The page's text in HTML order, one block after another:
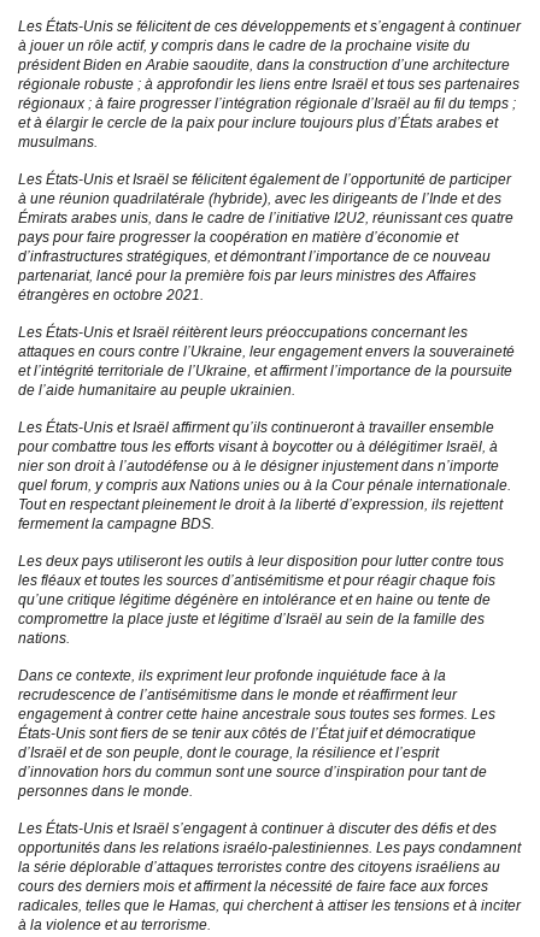
Les États-Unis se félicitent de ces développements et s’engagent à continuer
à jouer un rôle actif, y compris dans le cadre de la prochaine visite du
président Biden en Arabie saoudite, dans la construction d’une architecture
régionale robuste ; à approfondir les liens entre Israël et tous ses partenaires
régionaux ; à faire progresser l’intégration régionale d’Israël au fil du temps ;
et à élargir le cercle de la paix pour inclure toujours plus d’États arabes et
musulmans.
Les États-Unis et Israël se félicitent également de l’opportunité de participer
à une réunion quadrilatérale (hybride), avec les dirigeants de l’Inde et des
Émirats arabes unis, dans le cadre de l’initiative I2U2, réunissant ces quatre
pays pour faire progresser la coopération en matière d’économie et
d’infrastructures stratégiques, et démontrant l’importance de ce nouveau
partenariat, lancé pour la première fois par leurs ministres des Affaires
étrangères en octobre 2021.
Les États-Unis et Israël réitèrent leurs préoccupations concernant les
attaques en cours contre l’Ukraine, leur engagement envers la souveraineté
et l’intégrité territoriale de l’Ukraine, et affirment l’importance de la poursuite
de l’aide humanitaire au peuple ukrainien.
Les États-Unis et Israël affirment qu’ils continueront à travailler ensemble
pour combattre tous les efforts visant à boycotter ou à délégitimer Israël, à
nier son droit à l’autodéfense ou à le désigner injustement dans n’importe
quel forum, y compris aux Nations unies ou à la Cour pénale internationale.
Tout en respectant pleinement le droit à la liberté d’expression, ils rejettent
fermement la campagne BDS.
Les deux pays utiliseront les outils à leur disposition pour lutter contre tous
les fléaux et toutes les sources d’antisémitisme et pour réagir chaque fois
qu’une critique légitime dégénère en intolérance et en haine ou tente de
compromettre la place juste et légitime d’Israël au sein de la famille des
nations.
Dans ce contexte, ils expriment leur profonde inquiétude face à la
recrudescence de l’antisémitisme dans le monde et réaffirment leur
engagement à contrer cette haine ancestrale sous toutes ses formes. Les
États-Unis sont fiers de se tenir aux côtés de l’État juif et démocratique
d’Israël et de son peuple, dont le courage, la résilience et l’esprit
d’innovation hors du commun sont une source d’inspiration pour tant de
personnes dans le monde.
Les États-Unis et Israël s’engagent à continuer à discuter des défis et des
opportunités dans les relations israélo-palestiniennes. Les pays condamnent
la série déplorable d’attaques terroristes contre des citoyens israéliens au
cours des derniers mois et affirment la nécessité de faire face aux forces
radicales, telles que le Hamas, qui cherchent à attiser les tensions et à inciter
à la violence et au terrorisme.